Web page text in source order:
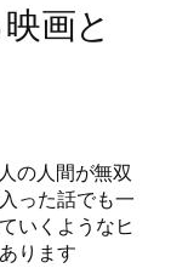
画と
の人間が無双
った話でも一
いくようなヒ
ります